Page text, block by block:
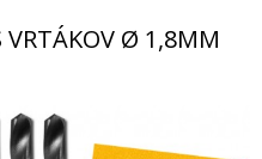
VRTÁKOV Ø 1,8MM